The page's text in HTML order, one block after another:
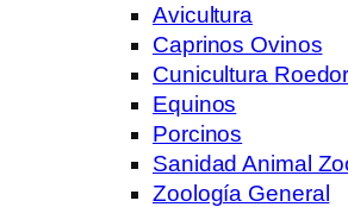
Avicultura
Caprinos Ovinos
Cunicultura
Equinos
Porcinos
Sanidad Animal
Zoología General